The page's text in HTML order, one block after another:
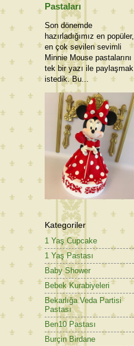
Pastaları
Son dönemde
hazırladığımız en popüler,
en çok sevilen sevimli
Minnie Mouse pastalarını
tek bir yazı ile paylaşmak
istedik. Bu...
Kategoriler
1 Yaş Cupcake
1 Yaş Pastası
Baby Shower
Bebek Kurabiyeleri
Bekarlığa Veda Partisi
Pastası
Ben10 Pastası
Burçin Birdane